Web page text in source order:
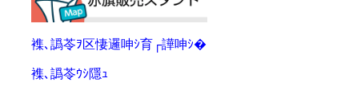
襍､譌苓ｦ区悽邏呻ｼ育┌譁呻ｼ�
襍､譌苓ｳｼ隱ｭ